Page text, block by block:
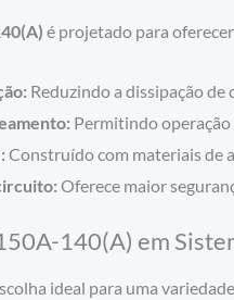
é projetado para
Reduzindo a dissipação
Permitindo operação
Construído com materiais de
Oferece maior
140(A) em
ideal para uma